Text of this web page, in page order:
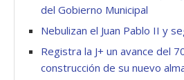
del Gobierno Municipal
Nebulizan el Juan Pablo II y
Registra la J+ un avance del
construcción de su nuevo